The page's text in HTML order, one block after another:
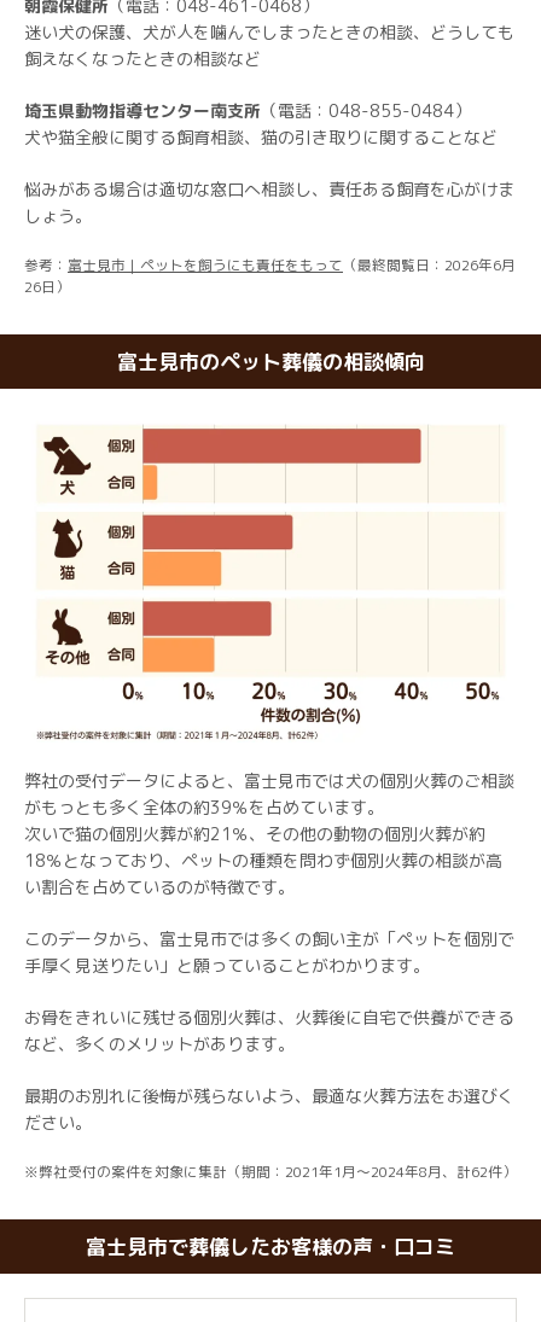
朝霞保健所 （電話：048-461-0468）
迷い犬の保護、犬が人を噛んでしまったときの相談、どうしても
飼えなくなったときの相談など
埼玉県動物指導センター南支所 （電話：048-855-0484）
犬や猫全般に関する飼育相談、猫の引き取りに関することなど
悩みがある場合は適切な窓口へ相談し、責任ある飼育を心がけま
しょう。
参考： 富士見市｜ペットを飼うにも責任をもって （最終閲覧日：2026年6月
26日）
富士見市のペット葬儀の相談傾向
弊社の受付データによると、富士見市では犬の個別火葬のご相談
がもっとも多く全体の約39％を占めています。
次いで猫の個別火葬が約21％、その他の動物の個別火葬が約
18％となっており、ペットの種類を問わず個別火葬の相談が高
い割合を占めているのが特徴です。
このデータから、富士見市では多くの飼い主が「ペットを個別で
手厚く見送りたい」と願っていることがわかります。
お骨をきれいに残せる個別火葬は、火葬後に自宅で供養ができる
など、多くのメリットがあります。
最期のお別れに後悔が残らないよう、最適な火葬方法をお選びく
ださい。
※弊社受付の案件を対象に集計（期間：2021年1月～2024年8月、計62件）
富士見市で葬儀したお客様の声・口コミ